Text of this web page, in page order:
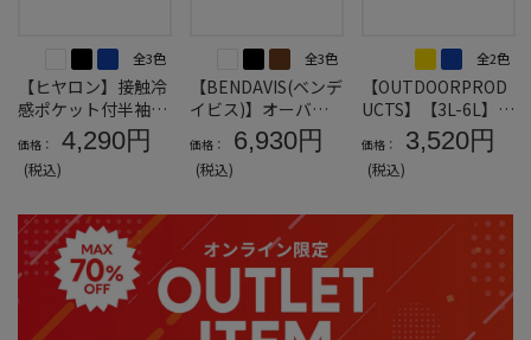
全3色
【ヒヤロン】接触冷
感ポケット付半袖T
シャツ＊カタログ商
品
価格： 4,290円
(税込)
全3色
【BENDAVIS(ベンデ
イビス)】オーバー
ラップ接触冷感半袖
Tシャツ＊カタログ
商品
価格： 6,930円
(税込)
全2色
【OUTDOORPROD
UCTS】【3L-6L】天
竺半袖TシャツD＊
カタログ商品
価格： 3,520円
(税込)